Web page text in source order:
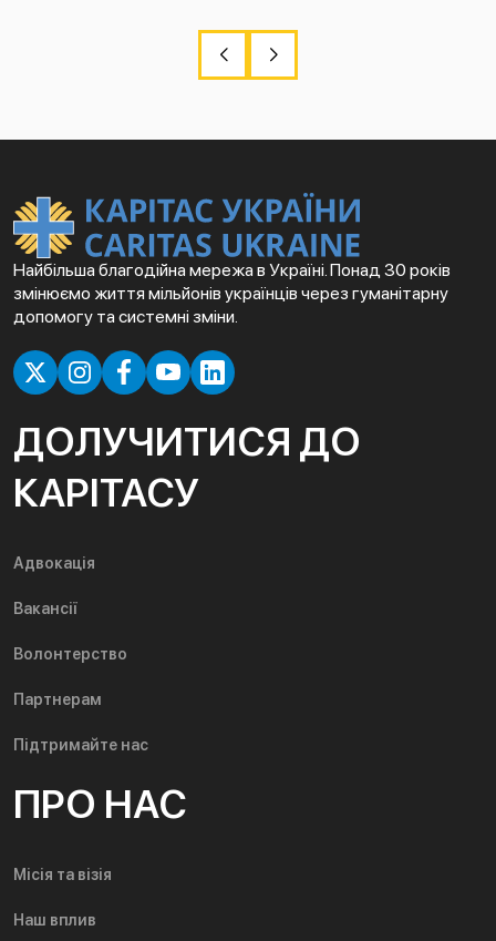
Найбільша благодійна мережа в Україні. Понад 30 років
змінюємо життя мільйонів українців через гуманітарну
допомогу та системні зміни.
ДОЛУЧИТИСЯ ДО
КАРІТАСУ
Адвокація
Вакансії
Волонтерство
Партнерам
Підтримайте нас
ПРО НАС
Місія та візія
Наш вплив